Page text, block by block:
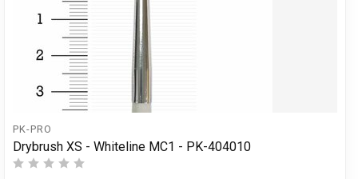
PK-PRO
Drybrush XS - Whiteline MC1 - PK-404010